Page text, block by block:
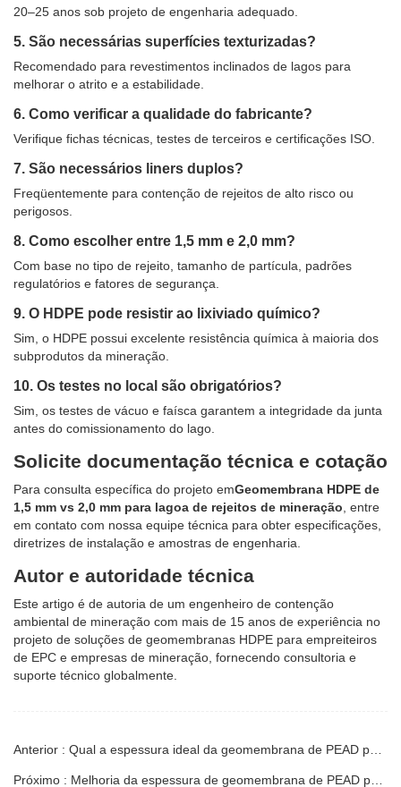
20–25 anos sob projeto de engenharia adequado.
5. São necessárias superfícies texturizadas?
Recomendado para revestimentos inclinados de lagos para
melhorar o atrito e a estabilidade.
6. Como verificar a qualidade do fabricante?
Verifique fichas técnicas, testes de terceiros e certificações ISO.
7. São necessários liners duplos?
Freqüentemente para contenção de rejeitos de alto risco ou
perigosos.
8. Como escolher entre 1,5 mm e 2,0 mm?
Com base no tipo de rejeito, tamanho de partícula, padrões
regulatórios e fatores de segurança.
9. O HDPE pode resistir ao lixiviado químico?
Sim, o HDPE possui excelente resistência química à maioria dos
subprodutos da mineração.
10. Os testes no local são obrigatórios?
Sim, os testes de vácuo e faísca garantem a integridade da junta
antes do comissionamento do lago.
Solicite documentação técnica e cotação
Para consulta específica do projeto emGeomembrana HDPE de
1,5 mm vs 2,0 mm para lagoa de rejeitos de mineração , entre
em contato com nossa equipe técnica para obter especificações,
diretrizes de instalação e amostras de engenharia.
Autor e autoridade técnica
Este artigo é de autoria de um engenheiro de contenção
ambiental de mineração com mais de 15 anos de experiência no
projeto de soluções de geomembranas HDPE para empreiteiros
de EPC e empresas de mineração, fornecendo consultoria e
suporte técnico globalmente.